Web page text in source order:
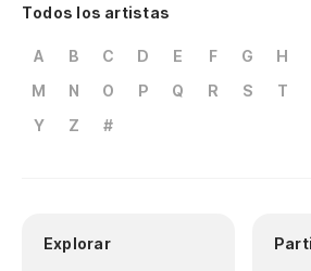
Todos los artistas
A B C D E F G H
M
N O P Q R S T
Y
Z #
Explorar